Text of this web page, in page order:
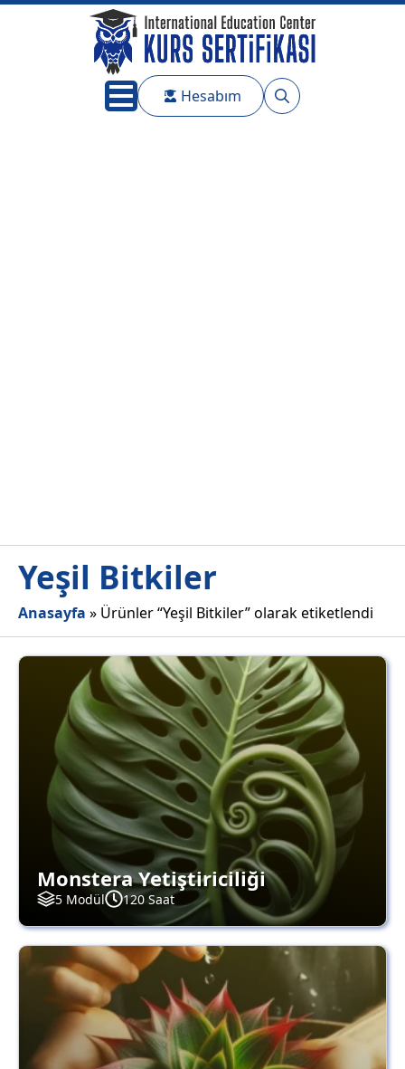
Hesabım
Yeşil Bitkiler
Anasayfa » Ürünler “Yeşil Bitkiler” olarak etiketlendi
Monstera Yetiştiriciliği
5 Modül 120 Saat